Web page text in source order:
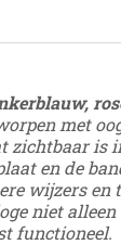
met
zichtbaar is
en de
wijzers en
niet alleen
functioneel.